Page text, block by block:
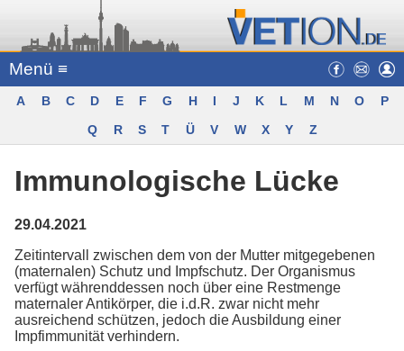
Menü ≡
A B C D E F G H I J K L M N O
P
Q
R S T Ü V W X Y Z
Immunologische Lücke
29.04.2021
Zeitintervall zwischen dem von der Mutter mitgegebenen
(maternalen) Schutz und Impfschutz. Der Organismus
verfügt währenddessen noch über eine Restmenge
maternaler Antikörper, die i.d.R. zwar nicht mehr
ausreichend schützen, jedoch die Ausbildung einer
Impfimmunität verhindern.